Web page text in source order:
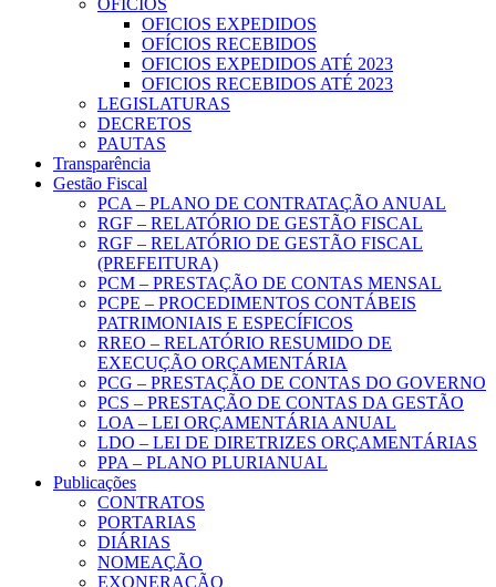
OFICIOS
OFICIOS EXPEDIDOS
OFÍCIOS RECEBIDOS
OFICIOS EXPEDIDOS ATÉ 2023
OFICIOS RECEBIDOS ATÉ 2023
LEGISLATURAS
DECRETOS
PAUTAS
Transparência
Gestão Fiscal
PCA – PLANO DE CONTRATAÇÃO ANUAL
RGF – RELATÓRIO DE GESTÃO FISCAL
RGF – RELATÓRIO DE GESTÃO FISCAL
(PREFEITURA)
PCM – PRESTAÇÃO DE CONTAS MENSAL
PCPE – PROCEDIMENTOS CONTÁBEIS
PATRIMONIAIS E ESPECÍFICOS
RREO – RELATÓRIO RESUMIDO DE
EXECUÇÃO ORÇAMENTÁRIA
PCG – PRESTAÇÃO DE CONTAS DO GOVERNO
PCS – PRESTAÇÃO DE CONTAS DA GESTÃO
LOA – LEI ORÇAMENTÁRIA ANUAL
LDO – LEI DE DIRETRIZES ORÇAMENTÁRIAS
PPA – PLANO PLURIANUAL
Publicações
CONTRATOS
PORTARIAS
DIÁRIAS
NOMEAÇÃO
EXONERAÇÃO